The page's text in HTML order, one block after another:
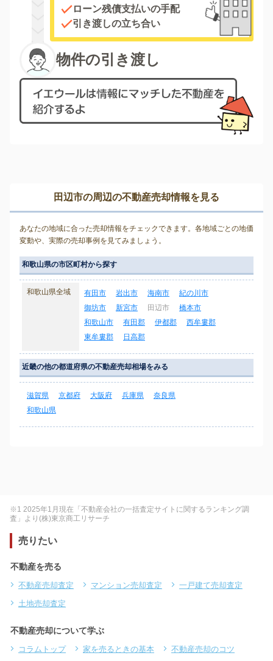
ローン残債支払いの手配
引き渡しの立ち合い
物件の引き渡し
田辺市の周辺の不動産売却情報を見る
あなたの地域に合った売却情報をチェックできます。各地域ごとの地価
変動や、実際の売却事例を見てみましょう。
和歌山県の市区町村から探す
和歌山県全域 有田市 岩出市 海南市
紀の川市
御坊市
新宮市 田辺市
橋本市
和歌山市
有田郡 伊都郡
西牟婁郡
東牟婁郡
日高郡
近畿の他の都道府県の不動産売却相場をみる
滋賀県 京都府 大阪府 兵庫県
奈良県
和歌山県
※1 2025年1月現在「不動産会社の一括査定サイトに関するランキング調
査」より(株)東京商工リサーチ
売りたい
不動産を売る
不動産売却査定 マンション売却査定
一戸建て売却査定
土地売却査定
不動産売却について学ぶ
コラムトップ 家を売るときの基本 不動産売却のコツ